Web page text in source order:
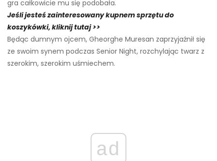
gra całkowicie mu się podobała.
Jeśli jesteś zainteresowany kupnem sprzętu do
koszykówki, kliknij tutaj >>
Będąc dumnym ojcem, Gheorghe Muresan zaprzyjaźnił się
ze swoim synem podczas Senior Night, rozchylając twarz z
szerokim, szerokim uśmiechem.
ad